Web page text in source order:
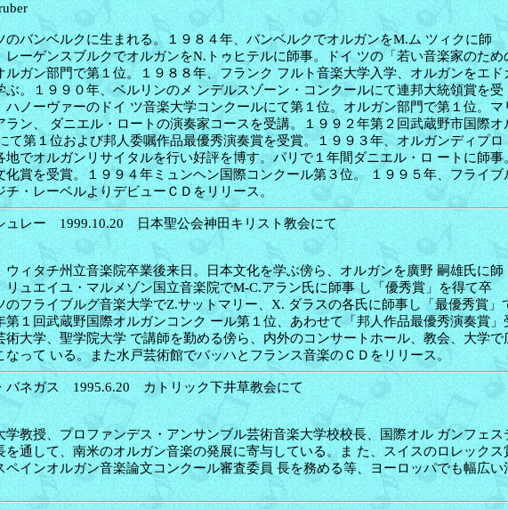
のバンベルクに生まれる。１９８４年、バンベルクでオルガンをM.ム ツィクに師
レーゲンスブルクでオルガンをN.トゥヒテルに師事。ドイ ツの「若い音楽家のため
ルガン部門で第１位。１９８８年、フランク フルト音楽大学入学、オルガンをエド
ぶ。１９９０年、ベルリンのメ ンデルスゾーン・コンクールにて連邦大統領賞を受
ハノーヴァーのドイ ツ音楽大学コンクールにて第１位。オルガン部門で第１位。マ
ラン、 ダニエル・ロートの演奏家コースを受講。１９９２年第２回武蔵野市国際オ
て第１位および邦人委嘱作品最優秀演奏賞を受賞。１９９３年、オルガンディプロ
地でオルガンリサイタルを行い好評を博す。パリで１年間ダニエル・ロ ートに師事
化賞を受賞。１９９４年ミュンヘン国際コンクール第３位。 １９９５年、フライブ
チ・レーベルよりデビューＣＤをリリース。
ュレー 1999.10.20 日本聖公会神田キリスト教会にて
ウィタチ州立音楽院卒業後来日。日本文化を学ぶ傍ら、オルガンを廣野 嗣雄氏に師
リュエイユ・マルメゾン国立音楽院でM-C.アラン氏に師事 し「優秀賞」を得て卒
のフライブルグ音楽大学でZ.サットマリー、X. ダラスの各氏に師事し「最優秀賞」
第１回武蔵野国際オルガンコンク ール第１位、あわせて「邦人作品最優秀演奏賞」
術大学、聖学院大学 で講師を勤める傍ら、内外のコンサートホール、教会、大学で
なって いる。また水戸芸術館でバッハとフランス音楽のＣＤをリリース。
バネガス 1995.6.20 カトリック下井草教会にて
学教授、プロファンデス・アンサンブル芸術音楽大学校校長、国際オル ガンフェス
を通して、南米のオルガン音楽の発展に寄与している。ま た、スイスのロレックス
ペインオルガン音楽論文コンクール審査委員 長を務める等、ヨーロッパでも幅広い